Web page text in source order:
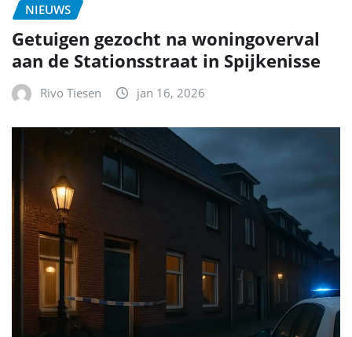
NIEUWS
Getuigen gezocht na woningoverval
aan de Stationsstraat in Spijkenisse
Rivo Tiesen jan 16, 2026